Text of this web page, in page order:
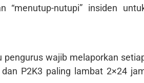
“menutup-nutupi” insiden
pengurus wajib melaporkan
P2K3 paling lambat 2×24